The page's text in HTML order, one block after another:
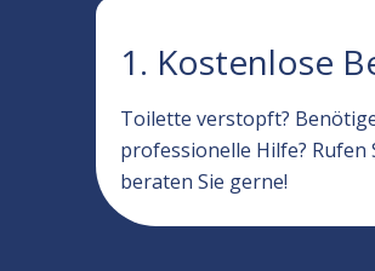
1. Kostenlose
Toilette verstopft?
professionelle Hilfe? Rufen
beraten Sie gerne!